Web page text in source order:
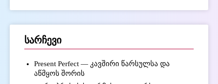
სარჩევი
Present Perfect — კავშირი წარსულსა და
აწმყოს შორის